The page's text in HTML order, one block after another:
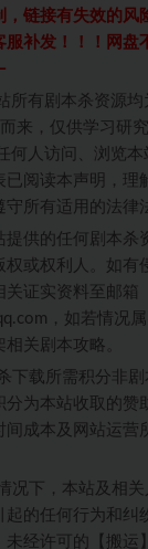
，链接有失效的风
服补发！！！网盘
所有剧本杀资源均
来，仅供学习研
何人访问、浏览本
已阅读本声明，理
所有适用的法律
提供的任何剧本杀
权或权利人。如有
关证实资料至邮箱
，如若情况属
关剧本攻略。
下载所需积分非剧
分为本站收取的赞
间成本及网站运营
况下，本站及相
起的任何行为和纠
未经许可的【搬运